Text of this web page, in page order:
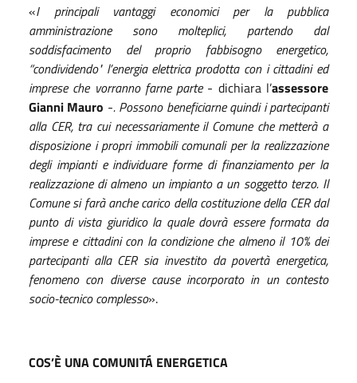
«I principali vantaggi economici per la pubblica
amministrazione sono molteplici, partendo dal
soddisfacimento del proprio fabbisogno energetico,
“condividendo" l’energia elettrica prodotta con i cittadini ed
imprese che vorranno farne parte - dichiara l’assessore
Gianni Mauro -. Possono beneficiarne quindi i partecipanti
alla CER, tra cui necessariamente il Comune che metterà a
disposizione i propri immobili comunali per la realizzazione
degli impianti e individuare forme di finanziamento per la
realizzazione di almeno un impianto a un soggetto terzo. Il
Comune si farà anche carico della costituzione della CER dal
punto di vista giuridico la quale dovrà essere formata da
imprese e cittadini con la condizione che almeno il 10% dei
partecipanti alla CER sia investito da povertà energetica,
fenomeno con diverse cause incorporato in un contesto
socio-tecnico complesso».
COS’È UNA COMUNITÁ ENERGETICA